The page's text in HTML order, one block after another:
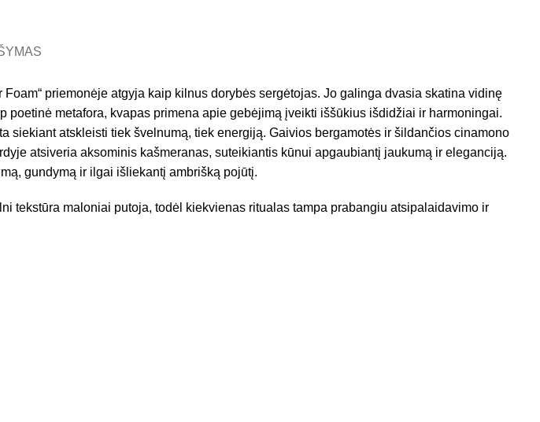
priemonėje atgyja kaip kilnus dorybės sergėtojas. Jo galinga dvasia skatina vidinę
metafora, kvapas primena apie gebėjimą įveikti iššūkius išdidžiai ir harmoningai.
atskleisti tiek švelnumą, tiek energiją. Gaivios bergamotės ir šildančios cinamono
atsiveria aksominis kašmeranas, suteikiantis kūnui apgaubiantį jaukumą ir eleganciją.
gundymą ir ilgai išliekantį ambrišką pojūtį.
tekstūra maloniai putoja, todėl kiekvienas ritualas tampa prabangiu atsipalaidavimo ir